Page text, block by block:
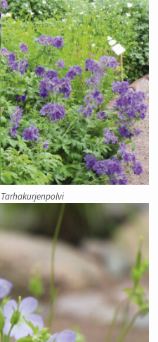
Tarhakurjenpolvi